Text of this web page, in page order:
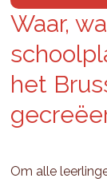
Waar,
het
Om alle